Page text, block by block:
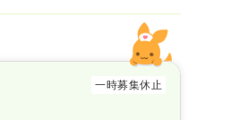
一時募集休止